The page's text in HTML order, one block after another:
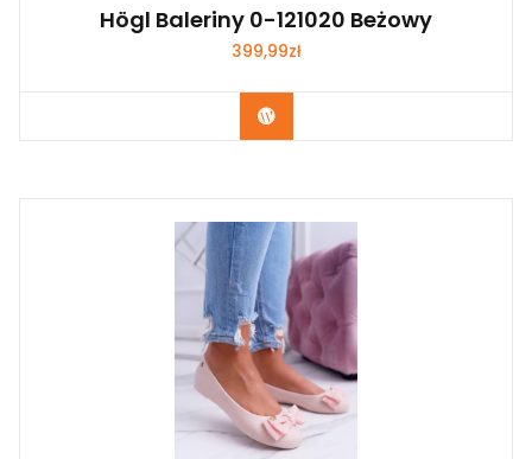
Högl Baleriny 0-121020 Beżowy
399,99zł
Kup Teraz